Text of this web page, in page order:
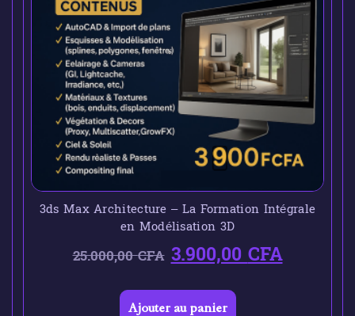
3ds Max Architecture – La Formation Intégrale
en Modélisation 3D
25.000,00CFA 3.900,00CFA
Ajouter au panier